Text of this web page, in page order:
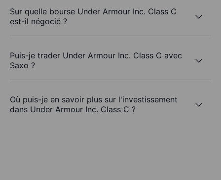
Sur quelle bourse Under Armour Inc. Class C
est-il négocié ?
Puis-je trader Under Armour Inc. Class C avec
Saxo ?
Où puis-je en savoir plus sur l'investissement
dans Under Armour Inc. Class C ?